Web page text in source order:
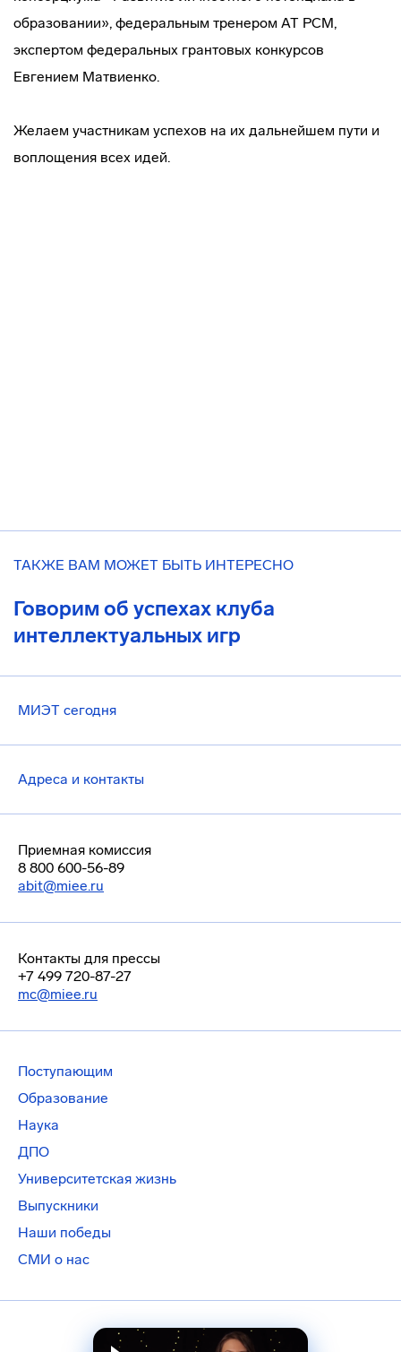
образовании», федеральным тренером АТ РСМ,
экспертом федеральных грантовых конкурсов
Евгением Матвиенко.
Желаем участникам успехов на их дальнейшем пути и
воплощения всех идей.
ТАКЖЕ ВАМ МОЖЕТ БЫТЬ ИНТЕРЕСНО
Говорим об успехах клуба
интеллектуальных игр
МИЭТ сегодня
Адреса и контакты
Приемная комиссия
8 800 600-56-89
abit@miee.ru
Контакты для прессы
+7 499 720-87-27
mc@miee.ru
Поступающим
Образование
Наука
ДПО
Университетская жизнь
Выпускники
Наши победы
СМИ о нас